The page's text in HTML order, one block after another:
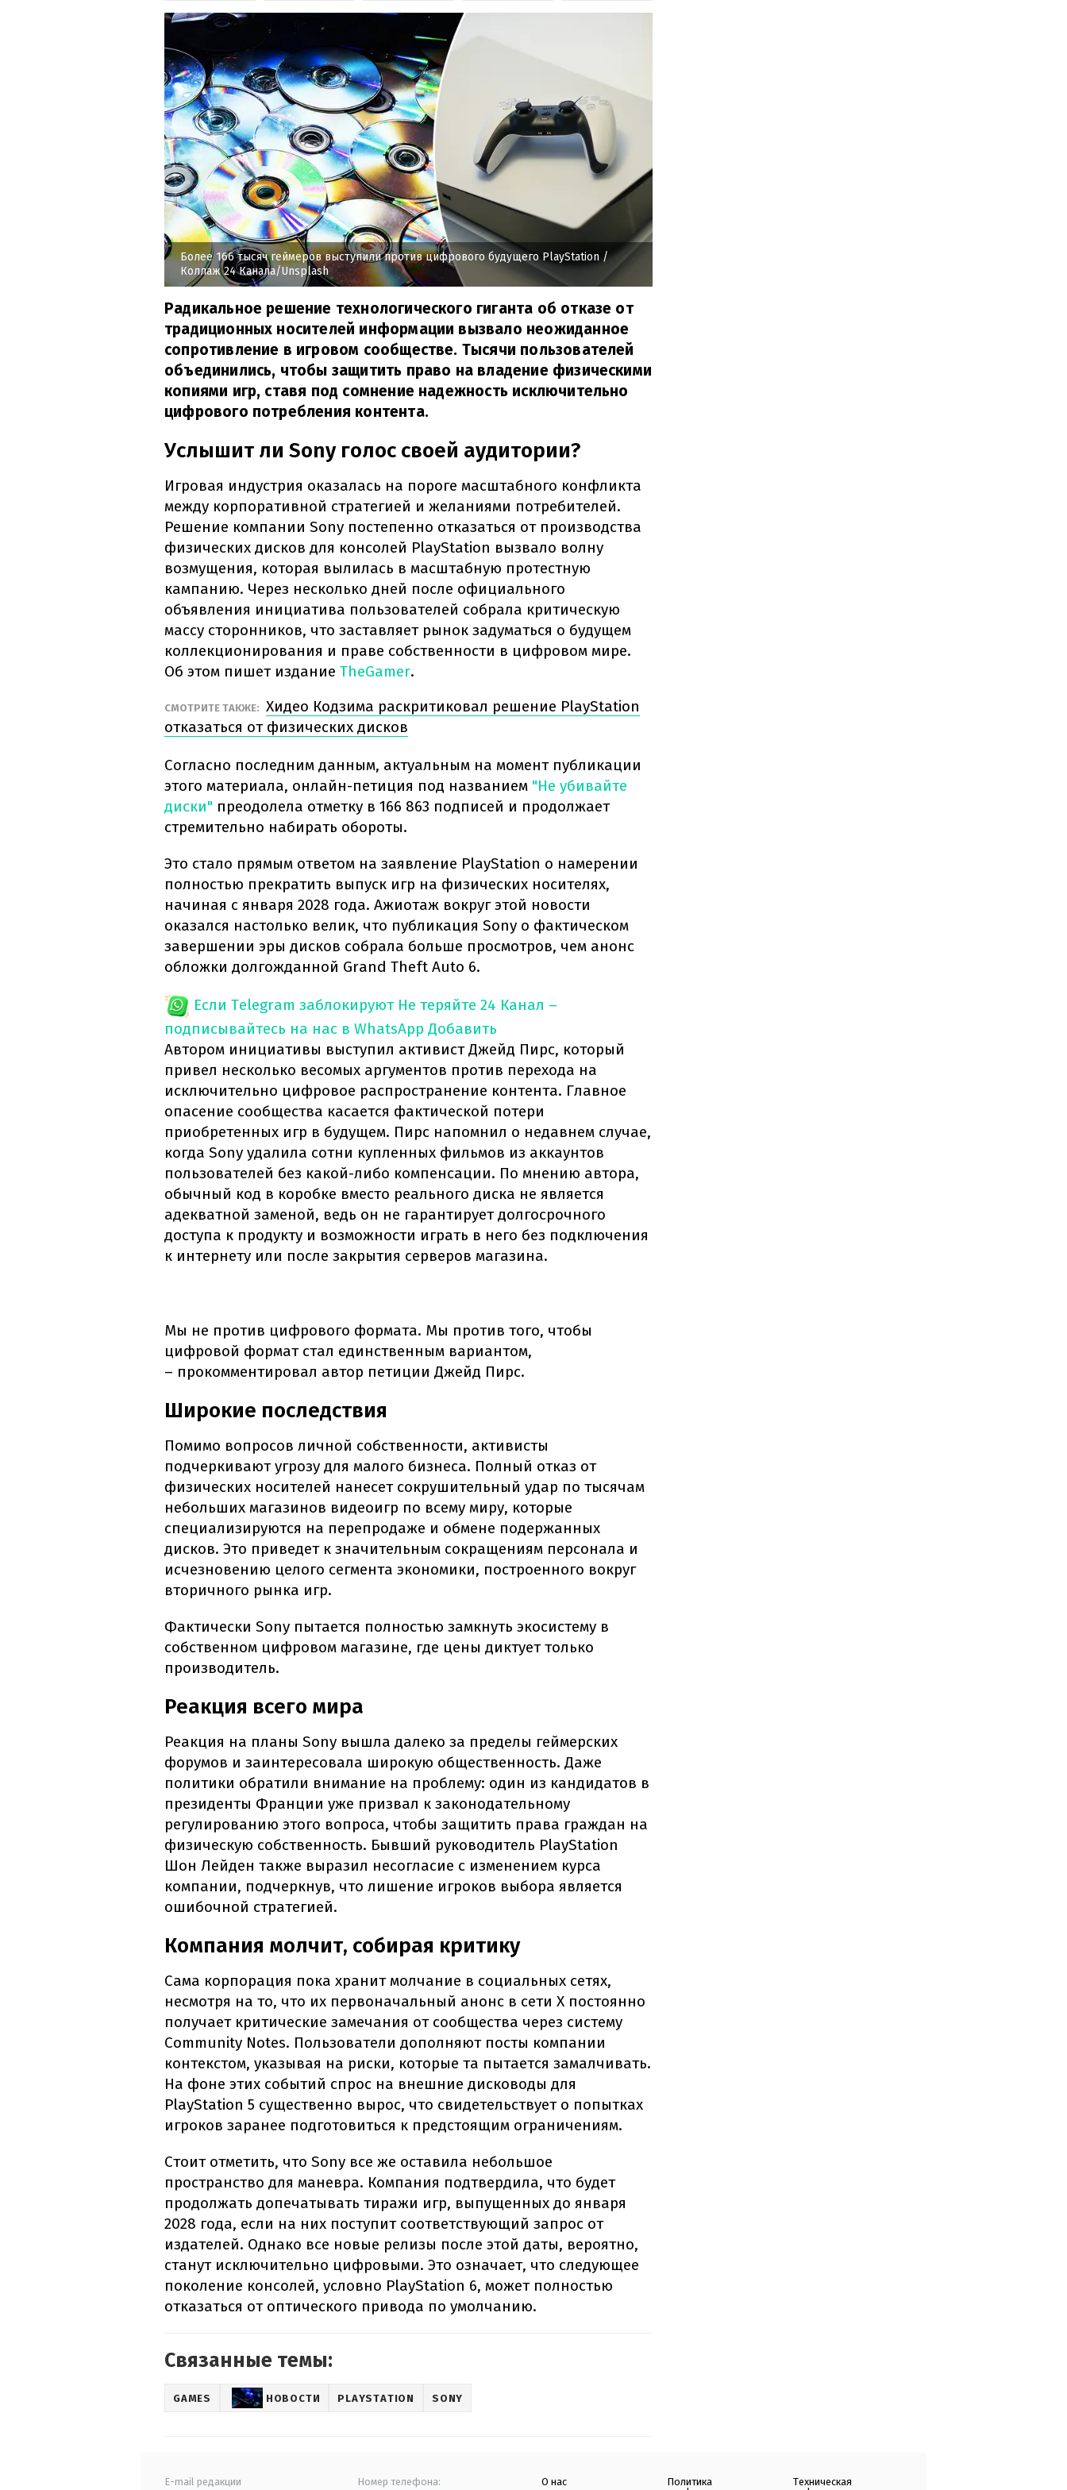
Более 166 тысяч геймеров выступили против цифрового будущего PlayStation /
Коллаж 24 Канала/Unsplash
Радикальное решение технологического гиганта об отказе от
традиционных носителей информации вызвало неожиданное
сопротивление в игровом сообществе. Тысячи пользователей
объединились, чтобы защитить право на владение физическими
копиями игр, ставя под сомнение надежность исключительно
цифрового потребления контента.
Услышит ли Sony голос своей аудитории?
Игровая индустрия оказалась на пороге масштабного конфликта
между корпоративной стратегией и желаниями потребителей.
Решение компании Sony постепенно отказаться от производства
физических дисков для консолей PlayStation вызвало волну
возмущения, которая вылилась в масштабную протестную
кампанию. Через несколько дней после официального
объявления инициатива пользователей собрала критическую
массу сторонников, что заставляет рынок задуматься о будущем
коллекционирования и праве собственности в цифровом мире.
Об этом пишет издание TheGamer.
СМОТРИТЕ ТАКЖЕ: Хидео Кодзима раскритиковал решение PlayStation
отказаться от физических дисков
Согласно последним данным, актуальным на момент публикации
этого материала, онлайн-петиция под названием "Не убивайте
диски" преодолела отметку в 166 863 подписей и продолжает
стремительно набирать обороты.
Это стало прямым ответом на заявление PlayStation о намерении
полностью прекратить выпуск игр на физических носителях,
начиная с января 2028 года. Ажиотаж вокруг этой новости
оказался настолько велик, что публикация Sony о фактическом
завершении эры дисков собрала больше просмотров, чем анонс
обложки долгожданной Grand Theft Auto 6.
Если Telegram заблокируют Не теряйте 24 Канал –
подписывайтесь на нас в WhatsApp Добавить
Автором инициативы выступил активист Джейд Пирс, который
привел несколько весомых аргументов против перехода на
исключительно цифровое распространение контента. Главное
опасение сообщества касается фактической потери
приобретенных игр в будущем. Пирс напомнил о недавнем случае,
когда Sony удалила сотни купленных фильмов из аккаунтов
пользователей без какой-либо компенсации. По мнению автора,
обычный код в коробке вместо реального диска не является
адекватной заменой, ведь он не гарантирует долгосрочного
доступа к продукту и возможности играть в него без подключения
к интернету или после закрытия серверов магазина.
Мы не против цифрового формата. Мы против того, чтобы
цифровой формат стал единственным вариантом,
– прокомментировал автор петиции Джейд Пирс.
Широкие последствия
Помимо вопросов личной собственности, активисты
подчеркивают угрозу для малого бизнеса. Полный отказ от
физических носителей нанесет сокрушительный удар по тысячам
небольших магазинов видеоигр по всему миру, которые
специализируются на перепродаже и обмене подержанных
дисков. Это приведет к значительным сокращениям персонала и
исчезновению целого сегмента экономики, построенного вокруг
вторичного рынка игр.
Фактически Sony пытается полностью замкнуть экосистему в
собственном цифровом магазине, где цены диктует только
производитель.
Реакция всего мира
Реакция на планы Sony вышла далеко за пределы геймерских
форумов и заинтересовала широкую общественность. Даже
политики обратили внимание на проблему: один из кандидатов в
президенты Франции уже призвал к законодательному
регулированию этого вопроса, чтобы защитить права граждан на
физическую собственность. Бывший руководитель PlayStation
Шон Лейден также выразил несогласие с изменением курса
компании, подчеркнув, что лишение игроков выбора является
ошибочной стратегией.
Компания молчит, собирая критику
Сама корпорация пока хранит молчание в социальных сетях,
несмотря на то, что их первоначальный анонс в сети X постоянно
получает критические замечания от сообщества через систему
Community Notes. Пользователи дополняют посты компании
контекстом, указывая на риски, которые та пытается замалчивать.
На фоне этих событий спрос на внешние дисководы для
PlayStation 5 существенно вырос, что свидетельствует о попытках
игроков заранее подготовиться к предстоящим ограничениям.
Стоит отметить, что Sony все же оставила небольшое
пространство для маневра. Компания подтвердила, что будет
продолжать допечатывать тиражи игр, выпущенных до января
2028 года, если на них поступит соответствующий запрос от
издателей. Однако все новые релизы после этой даты, вероятно,
станут исключительно цифровыми. Это означает, что следующее
поколение консолей, условно PlayStation 6, может полностью
отказаться от оптического привода по умолчанию.
Связанные темы:
GAMES НОВОСТИ PLAYSTATION SONY
E-mail редакции Номер телефона: О нас
Политика
Техническая